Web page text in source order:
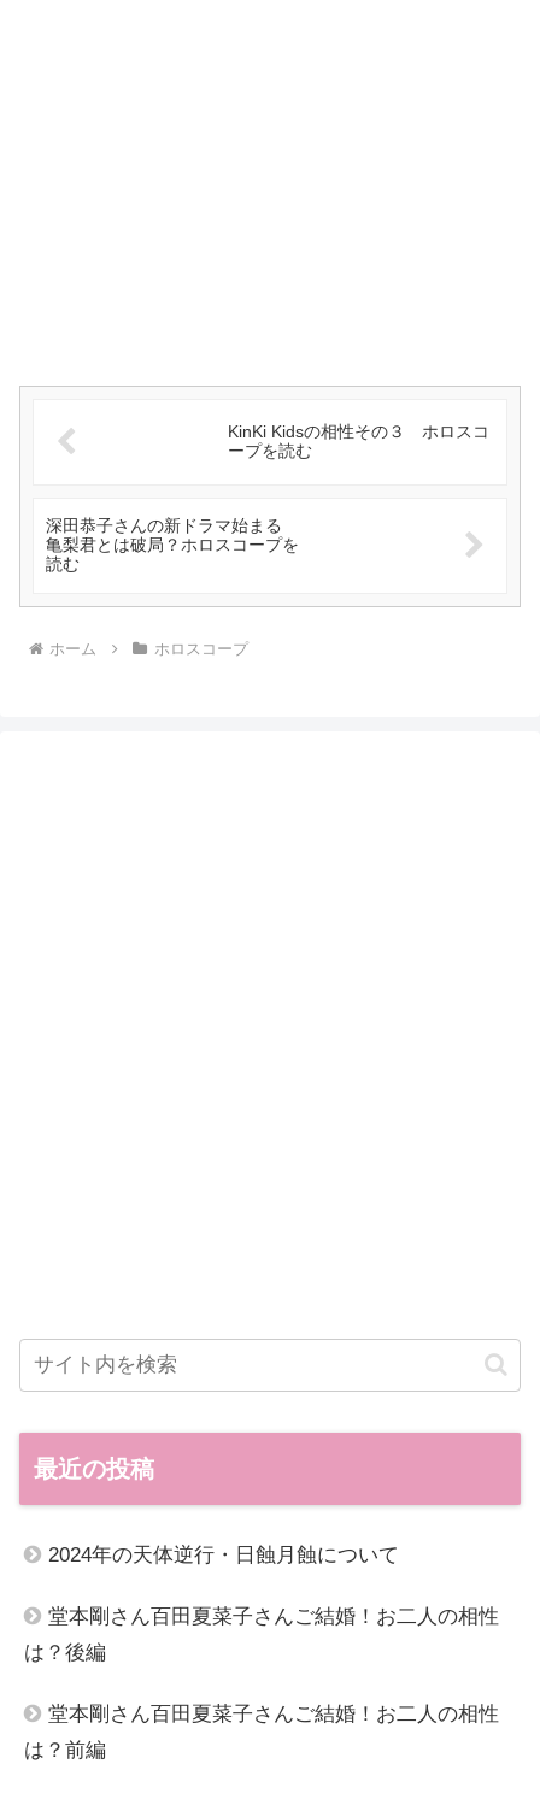
KinKi Kidsの相性その３ ホロスコ
ープを読む
深田恭子さんの新ドラマ始まる
亀梨君とは破局？ホロスコープを
読む
ホーム ホロスコープ
最近の投稿
2024年の天体逆行・日蝕月蝕について
堂本剛さん百田夏菜子さんご結婚！お二人の相性
は？後編
堂本剛さん百田夏菜子さんご結婚！お二人の相性
は？前編